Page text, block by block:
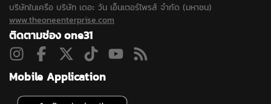
บริษัทในเครือ บริษัท เดอะ วัน เอ็นเตอร์ไพรส์ จำกัด (มหาชน)
www.theoneenterprise.com
ติดตามช่อง one31
Mobile Application